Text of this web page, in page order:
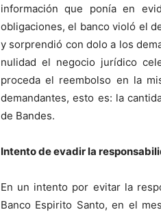
información que ponía en
obligaciones, el banco violó el
y sorprendió con dolo a los
nulidad el negocio jurídico
proceda el reembolso en la
demandantes, esto es: la
de Bandes.
Intento de evadir la
En un intento por evitar la
Banco Espirito Santo, en el